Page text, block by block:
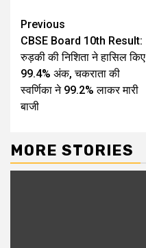
Continue
Reading
Previous
CBSE Board 10th Result:
रुड़की की निशिता ने हासिल किए
99.4% अंक, चकराता की
स्वर्णिका ने 99.2% लाकर मारी
बाजी
MORE STORIES